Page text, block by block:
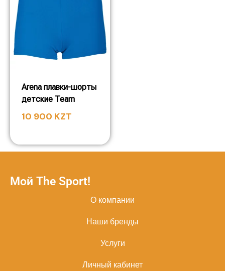
Arena плавки-шорты
детские Team
10 900 KZT
Мой The Sport!
О компании
Наши бренды
Услуги
Личный кабинет